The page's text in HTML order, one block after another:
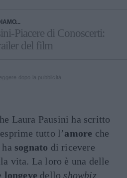
Piacere di Conoscerti:
del film
Laura Pausini ha scritto
tutto l’amore che
sognato di ricevere
vita. La loro è una delle
longeve delloshowbiz